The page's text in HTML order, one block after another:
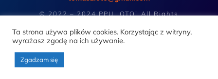
© 2022 – 2024 PPU „OTO” All Rights
Ta strona używa plików cookies. Korzystając z witryny,
wyrażasz zgodę na ich używanie.
Zgadzam się